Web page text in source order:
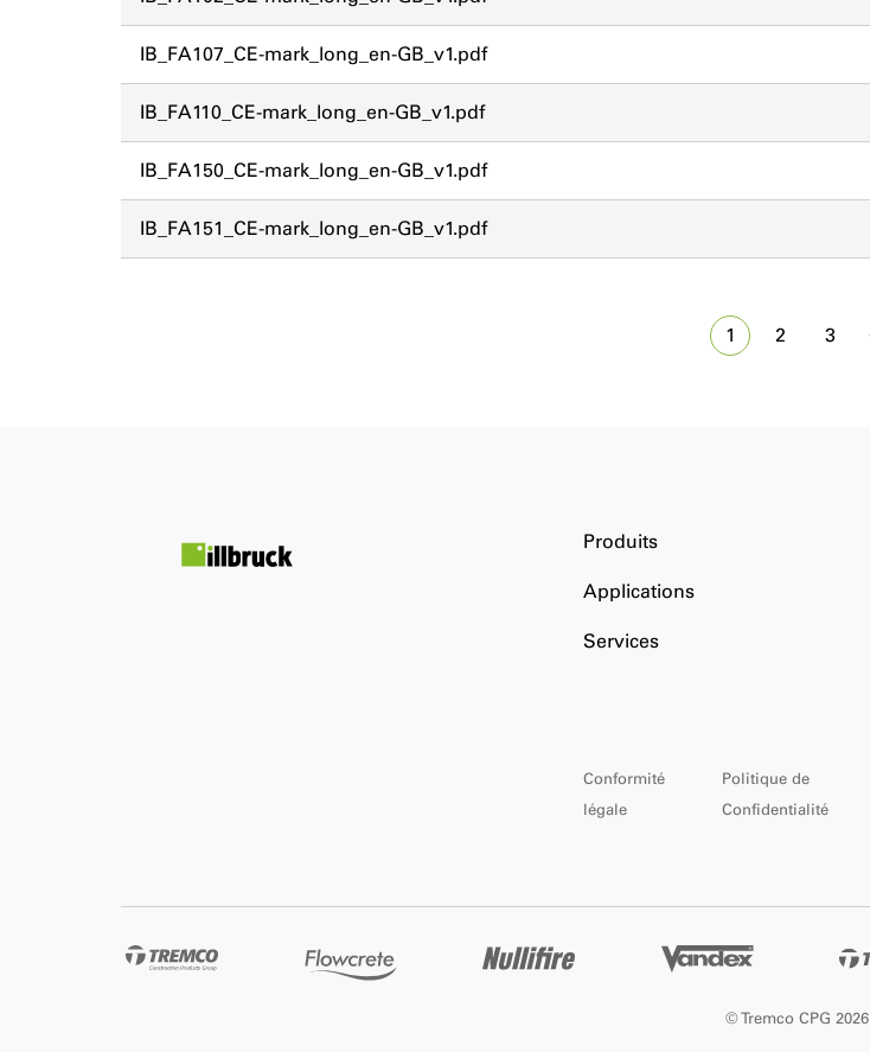
IB_FA107_CE-mark_long_en-GB_v1.pdf
IB_FA110_CE-mark_long_en-GB_v1.pdf
IB_FA150_CE-mark_long_en-GB_v1.pdf
IB_FA151_CE-mark_long_en-GB_v1.pdf
1 2 3
Produits
Applications
Services
Conformité
légale
Politique de
Confidentialité
© Tremco CPG 2026